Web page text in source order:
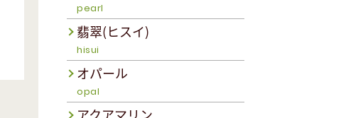
pearl
翡翠(ヒスイ)
hisui
オパール
opal